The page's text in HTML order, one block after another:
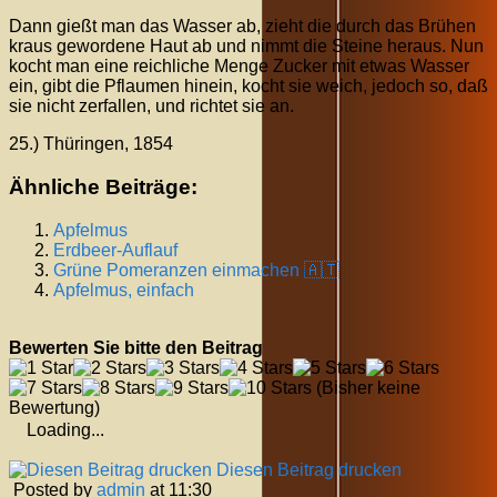
Dann gießt man das Wasser ab, zieht die durch das Brühen
kraus gewordene Haut ab und nimmt die Steine heraus. Nun
kocht man eine reichliche Menge Zucker mit etwas Wasser
ein, gibt die Pflaumen hinein, kocht sie weich, jedoch so, daß
sie nicht zerfallen, und richtet sie an.
25.) Thüringen, 1854
Ähnliche Beiträge:
Apfelmus
Erdbeer-Auflauf
Grüne Pomeranzen einmachen 🇦🇹
Apfelmus, einfach
Bewerten Sie bitte den Beitrag
(Bisher keine
Bewertung)
Loading...
Diesen Beitrag drucken
Posted by admin at 11:30